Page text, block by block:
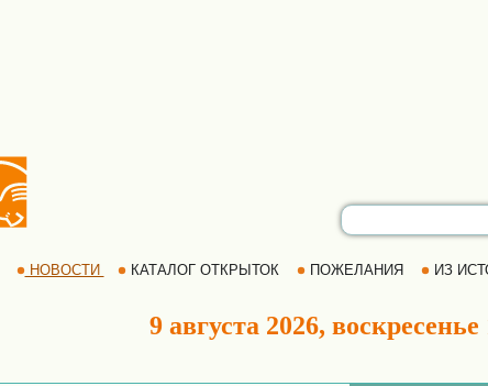
НОВОСТИ КАТАЛОГ ОТКРЫТОК ПОЖЕЛАНИЯ ИЗ
9 августа 2026, воскресенье